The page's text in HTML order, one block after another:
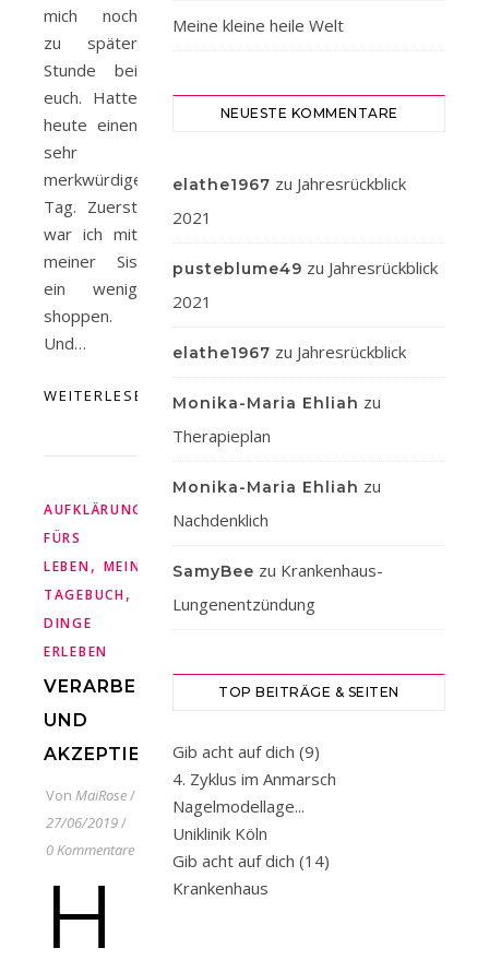
mich noch
zu später
Stunde bei
euch. Hatte
heute einen
sehr
merkwürdigen
Tag. Zuerst
war ich mit
meiner Sis
ein wenig
shoppen.
Und…
WEITERLESEN
AUFKLÄRUNG
FÜRS
LEBEN, MEIN
TAGEBUCH,
DINGE
ERLEBEN
VERARBEITEN
UND
AKZEPTIEREN
Von MaiRose/
27/06/2019/
0 Kommentare
н
Meine kleine heile Welt
NEUESTE KOMMENTARE
elathe1967 zu Jahresrückblick
2021
pusteblume49 zu Jahresrückblick
2021
elathe1967 zu Jahresrückblick
Monika-Maria Ehliah zu
Therapieplan
Monika-Maria Ehliah zu
Nachdenklich
SamyBee zu Krankenhaus-
Lungenentzündung
TOP BEITRÄGE & SEITEN
Gib acht auf dich (9)
4. Zyklus im Anmarsch
Nagelmodellage...
Uniklinik Köln
Gib acht auf dich (14)
Krankenhaus